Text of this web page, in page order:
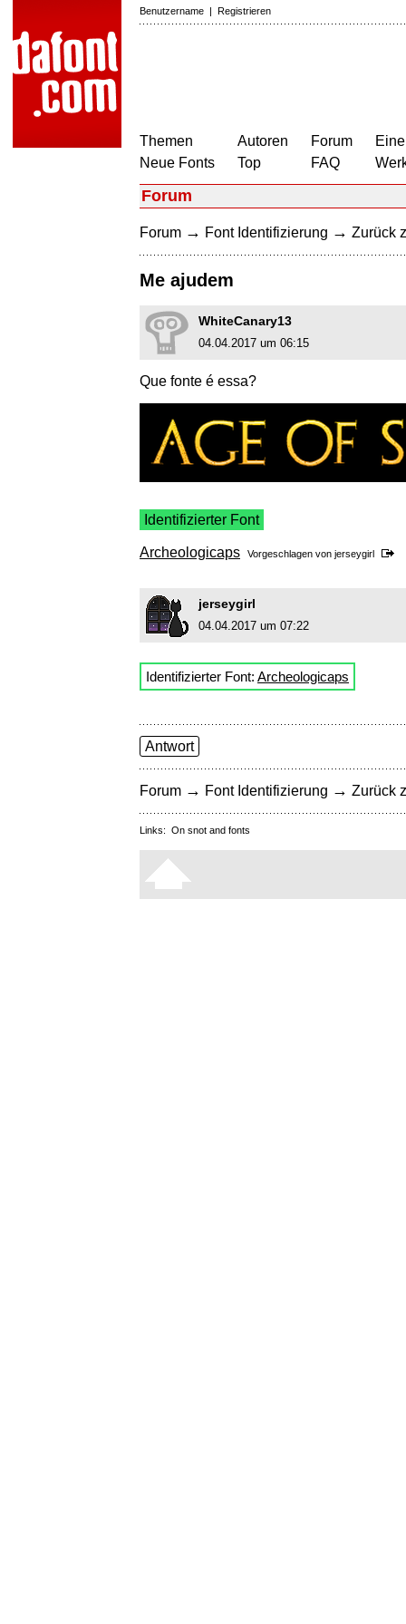
Benutzername | Registrieren
Themen
Neue Fonts
Autoren
Top
Forum
FAQ
Forum
Forum → Font Identifizierung → Zurück
Me ajudem
WhiteCanary13
04.04.2017 um 06:15
Que fonte é essa?
Identifizierter Font
Archeologicaps Vorgeschlagen von jerseygirl
jerseygirl
04.04.2017 um 07:22
Identifizierter Font: Archeologicaps
Antwort
Forum → Font Identifizierung → Zurück
Links: On snot and fonts